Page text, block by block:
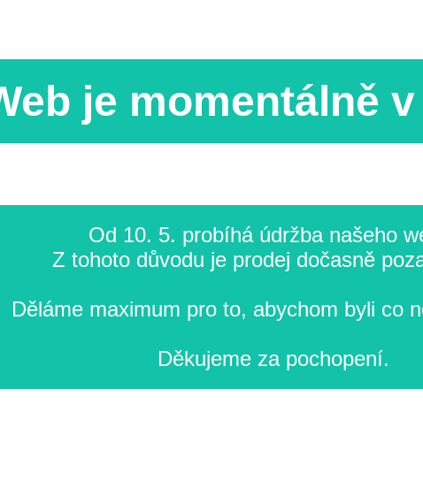
je momentálně
Od 10. 5. probíhá údržba našeho
Z tohoto důvodu je prodej dočasně
Děláme maximum pro to, abychom byli co
Děkujeme za pochopení.